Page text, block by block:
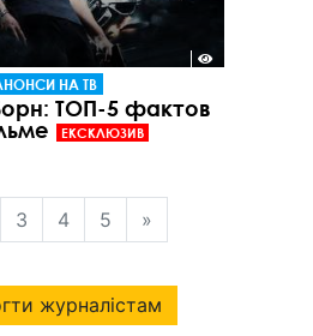
НА ТВ
ТОП-5 фактов
ЕКСКЛЮЗИВ
3 4 5 »
журналістам